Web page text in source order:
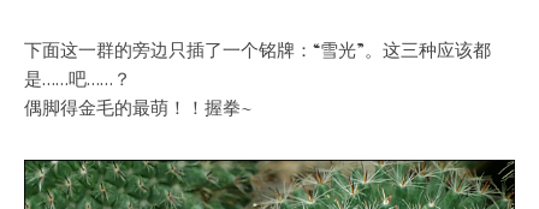
下面这一群的旁边只插了一个铭牌：“雪光”。这三种应该都
是……吧……？
偶脚得金毛的最萌！！握拳~